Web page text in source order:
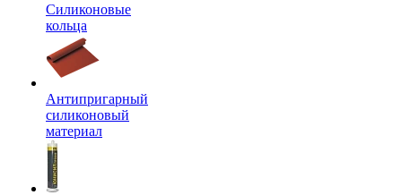
Силиконовые
кольца
Антипригарный
силиконовый
материал